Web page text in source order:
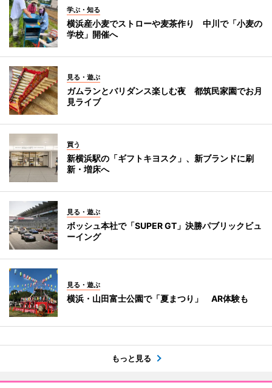
学ぶ・知る
横浜産小麦でストローや麦茶作り 中川で「小麦の
学校」開催へ
見る・遊ぶ
ガムランとバリダンス楽しむ夜 都筑民家園でお月
見ライブ
買う
新横浜駅の「ギフトキヨスク」、新ブランドに刷
新・増床へ
見る・遊ぶ
ボッシュ本社で「SUPER GT」決勝パブリックビュ
ーイング
見る・遊ぶ
横浜・山田富士公園で「夏まつり」 AR体験も
もっと見る